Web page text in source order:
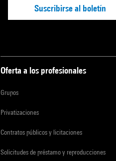
Suscribirse al boletín
Oferta a los profesionales
Grupos
Privatizaciones
Contratos públicos y licitaciones
Solicitudes de préstamo y reproducciones